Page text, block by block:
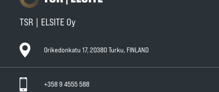
TSR | ELSITE Oy
Orikedonkatu 17, 20380 Turku, FINLAND
+358 9 4555 588